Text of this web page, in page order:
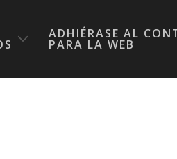
ADHIÉRASE AL
PARA LA WEB